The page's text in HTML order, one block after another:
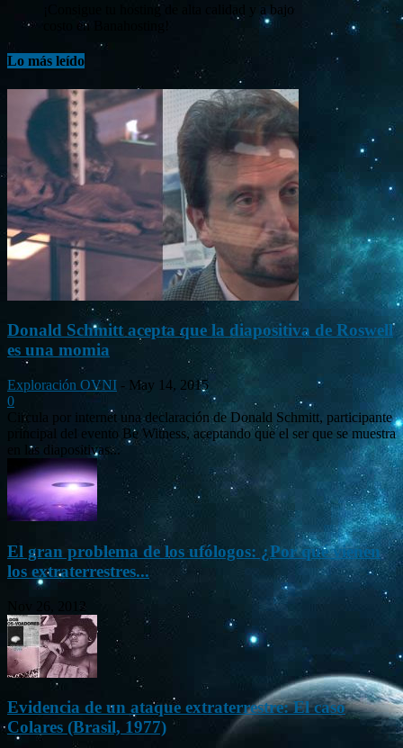
¡Consigue tu hosting de alta calidad y a bajo
costo en Banahosting!
Lo más leído
Donald Schmitt acepta que la diapositiva de Roswell
es una momia
Exploración OVNI - May 14, 2015
0
Circula por internet una declaración de Donald Schmitt, participante
principal del evento Be Witness, aceptando que el ser que se muestra
en las diapositivas...
El gran problema de los ufólogos: ¿Por qué vienen
los extraterrestres...
Nov 26, 2012
Evidencia de un ataque extraterrestre: El caso
Colares (Brasil, 1977)